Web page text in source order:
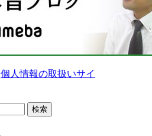
個人情報の取扱いサイ